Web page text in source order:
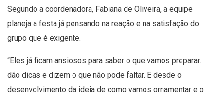
Segundo a coordenadora, Fabiana de Oliveira, a equipe
planeja a festa já pensando na reação e na satisfação do
grupo que é exigente.
“Eles já ficam ansiosos para saber o que vamos preparar,
dão dicas e dizem o que não pode faltar. E desde o
desenvolvimento da ideia de como vamos ornamentar e o